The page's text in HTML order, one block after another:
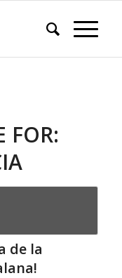
FOR:
de la